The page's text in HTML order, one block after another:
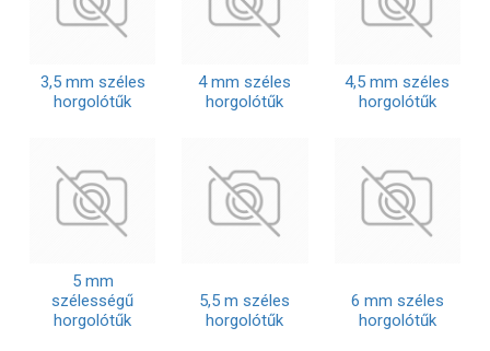
3,5 mm széles
horgolótűk
4 mm széles
horgolótűk
4,5 mm széles
horgolótűk
5 mm
szélességű
horgolótűk
5,5 m széles
horgolótűk
6 mm széles
horgolótűk